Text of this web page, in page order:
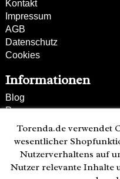
Kontakt
Impressum
AGB
Datenschutz
Cookies
Informationen
Blog
Presse
Partner
Versand und Zahlung
Bestellung wiederrufen
Kunden-Hotline
Torenda.de verwendet
wesentlicher
Nutzerverhaltens auf
Nutzer relevante Inhalte